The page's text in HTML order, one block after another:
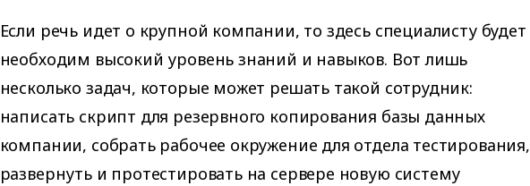
Если речь идет о крупной компании, то здесь специалисту будет
необходим высокий уровень знаний и навыков. Вот лишь
несколько задач, которые может решать такой сотрудник:
написать скрипт для резервного копирования базы данных
компании, собрать рабочее окружение для отдела тестирования,
развернуть и протестировать на сервере новую систему